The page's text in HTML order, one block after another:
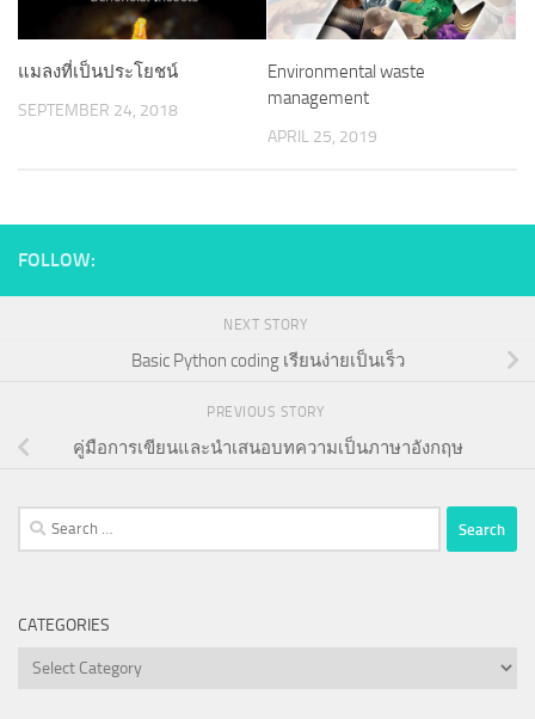
แมลงที่เป็นประโยชน์
SEPTEMBER 24, 2018
Environmental waste
management
APRIL 25, 2019
FOLLOW:
NEXT STORY
Basic Python coding เรียนง่ายเป็นเร็ว
PREVIOUS STORY
คู่มือการเขียนและนำเสนอบทความเป็นภาษาอังกฤษ
Search
for:
CATEGORIES
Categories